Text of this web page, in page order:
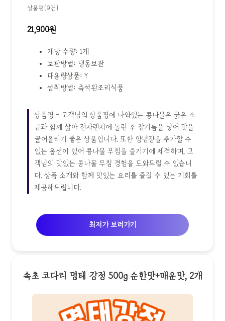
상품평(9건)
21,900원
개당 수량: 1개
보관방법: 냉동보관
대용량상품: Y
섭취방법: 즉석완조리식품
상품평 - 고객님의 상품평에 나와있는 콩나물은 굵은 소
금과 함께 삶아 전자렌지에 돌린 후 참기름을 넣어 맛을
끌어올리기 좋은 상품입니다. 또한 양념장을 추가할 수
있는 옵션이 있어 콩나물 무침을 즐기기에 제격하며, 고
객님의 맛있는 콩나물 무침 경험을 도와드릴 수 있습니
다. 상품 소개와 함께 맛있는 요리를 즐길 수 있는 기회를
제공해드립니다.
최저가 보러가기
속초 코다리 명태 강정 500g 순한맛+매운맛, 2개